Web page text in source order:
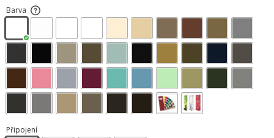
Barva
Připojení